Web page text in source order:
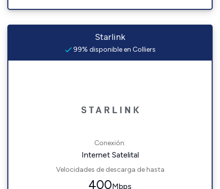
Starlink
99% disponible en Colliers
Conexión:
Internet Satelital
Velocidades de descarga de hasta
400Mbps